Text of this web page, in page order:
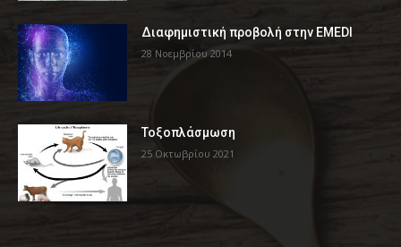
Διαφημιστική προβολή στην EMEDI
28 Νοεμβρίου 2014
Τοξοπλάσμωση
25 Οκτωβρίου 2021